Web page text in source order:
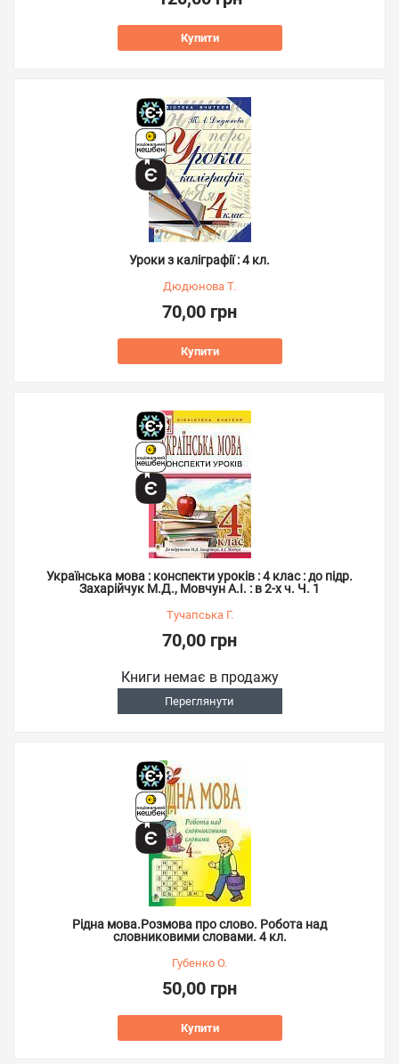
Купити
Уроки з каліграфії : 4 кл.
Дюдюнова Т.
70,00 грн
Купити
Українська мова : конспекти уроків : 4 клас : до підр.
Захарійчук М.Д., Мовчун А.І. : в 2-х ч. Ч. 1
Тучапська Г.
70,00 грн
Книги немає в продажу
Переглянути
Рідна мова.Розмова про слово. Робота над
словниковими словами. 4 кл.
Губенко О.
50,00 грн
Купити